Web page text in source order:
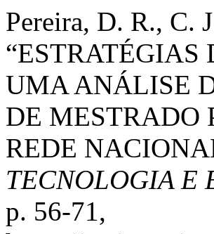
Pereira, D. R., C.
UMA ANÁLISE
DE MESTRADO
REDE
TECNOLOGIA E
p. 56-71,